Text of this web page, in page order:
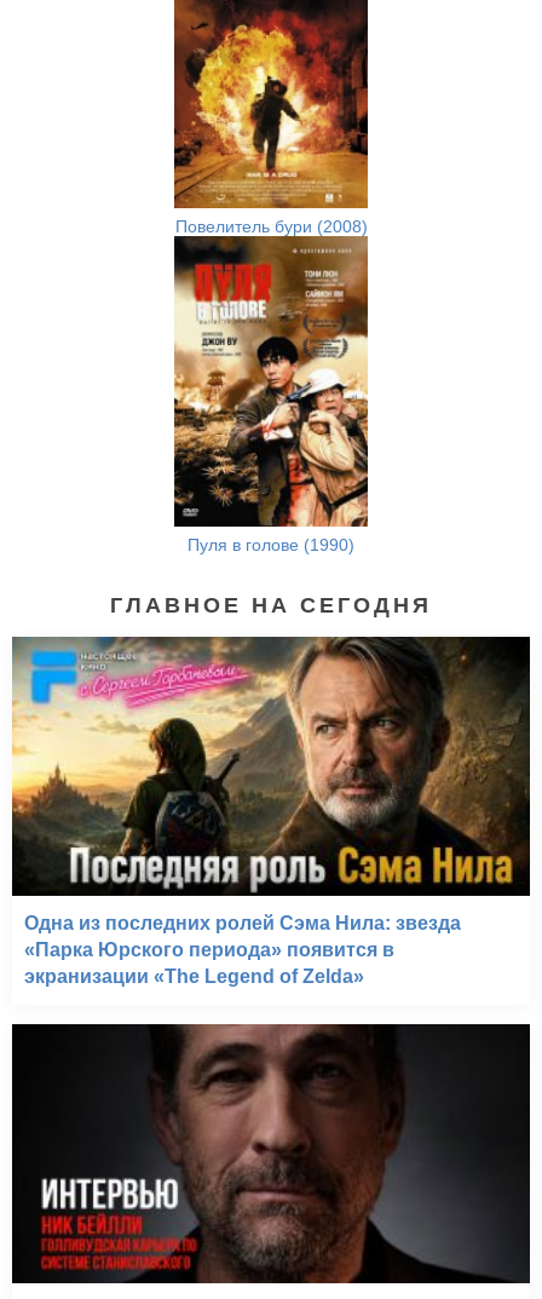
Повелитель бури (2008)
Пуля в голове (1990)
ГЛАВНОЕ НА СЕГОДНЯ
Одна из последних ролей Сэма Нила: звезда
«Парка Юрского периода» появится в
экранизации «The Legend of Zelda»